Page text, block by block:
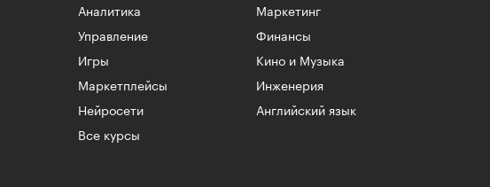
Аналитика
Маркетинг
Управление
Финансы
Игры
Кино и Музыка
Маркетплейсы
Инженерия
Нейросети
Английский язык
Все курсы